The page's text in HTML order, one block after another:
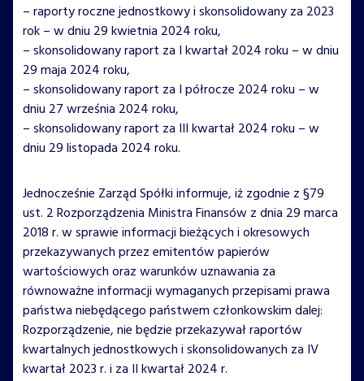
– raporty roczne jednostkowy i skonsolidowany za 2023
rok – w dniu 29 kwietnia 2024 roku,
– skonsolidowany raport za I kwartał 2024 roku – w dniu
29 maja 2024 roku,
– skonsolidowany raport za I półrocze 2024 roku – w
dniu 27 września 2024 roku,
– skonsolidowany raport za III kwartał 2024 roku – w
dniu 29 listopada 2024 roku.
Jednocześnie Zarząd Spółki informuje, iż zgodnie z §79
ust. 2 Rozporządzenia Ministra Finansów z dnia 29 marca
2018 r. w sprawie informacji bieżących i okresowych
przekazywanych przez emitentów papierów
wartościowych oraz warunków uznawania za
równoważne informacji wymaganych przepisami prawa
państwa niebędącego państwem członkowskim dalej:
Rozporządzenie, nie będzie przekazywał raportów
kwartalnych jednostkowych i skonsolidowanych za IV
kwartał 2023 r. i za II kwartał 2024 r.